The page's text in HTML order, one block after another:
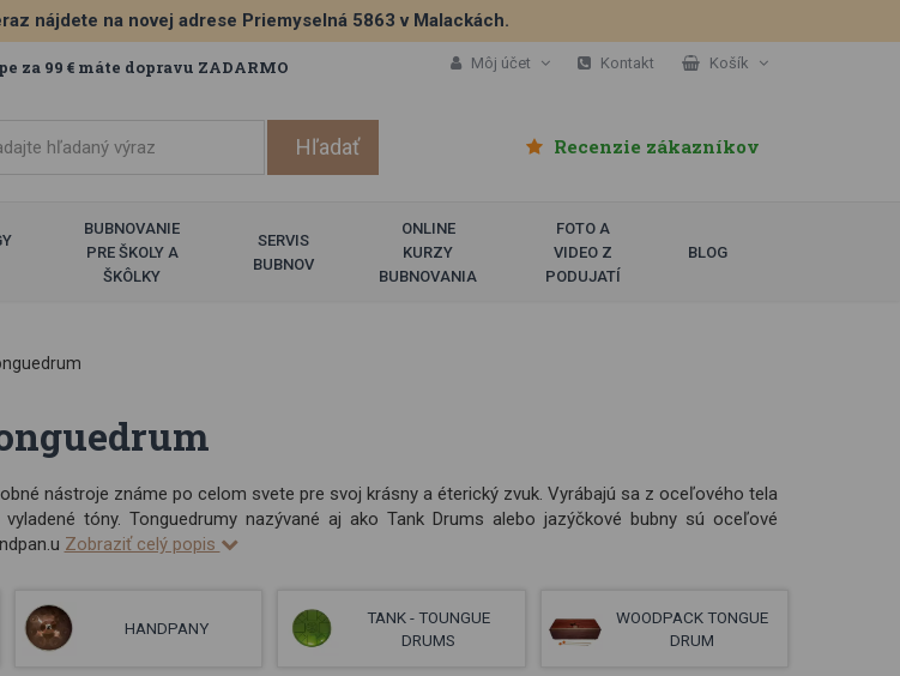
nájdete na novej adrese Priemyselná 5863 v Malackách.
za 99 € máte dopravu ZADARMO Môj účet Kontakt Košík
Recenzie zákazníkov
BUBNOVANIE
PRE ŠKOLY A
ŠKÔLKY
SERVIS
BUBNOV
ONLINE
KURZY
BUBNOVANIA
FOTO A
VIDEO Z
PODUJATÍ
BLOG
nástroje známe po celom svete pre svoj krásny a éterický zvuk. Vyrábajú sa z oceľového tela
tóny. Tonguedrumy nazývané aj ako Tank Drums alebo jazýčkové bubny sú oceľové
Zobraziť celý popis
HANDPANY
TANK - TOUNGUE
DRUMS
WOODPACK TONGUE
DRUM